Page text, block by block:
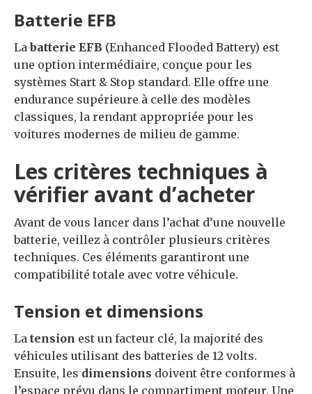
Batterie EFB
Labatterie EFB (Enhanced Flooded Battery) est
une option intermédiaire, conçue pour les
systèmes Start & Stop standard. Elle offre une
endurance supérieure à celle des modèles
classiques, la rendant appropriée pour les
voitures modernes de milieu de gamme.
Les critères techniques à
vérifier avant d’acheter
Avant de vous lancer dans l’achat d’une nouvelle
batterie, veillez à contrôler plusieurs critères
techniques. Ces éléments garantiront une
compatibilité totale avec votre véhicule.
Tension et dimensions
La tension est un facteur clé, la majorité des
véhicules utilisant des batteries de 12 volts.
Ensuite, les dimensions doivent être conformes à
l’espace prévu dans le compartiment moteur. Une